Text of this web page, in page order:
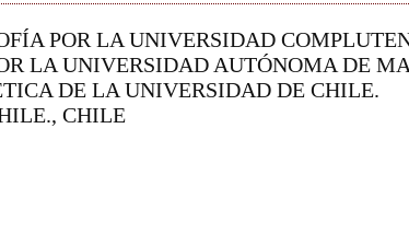
POR LA UNIVERSIDAD
LA UNIVERSIDAD AUTÓNOMA DE
DE LA UNIVERSIDAD DE CHILE.
CHILE